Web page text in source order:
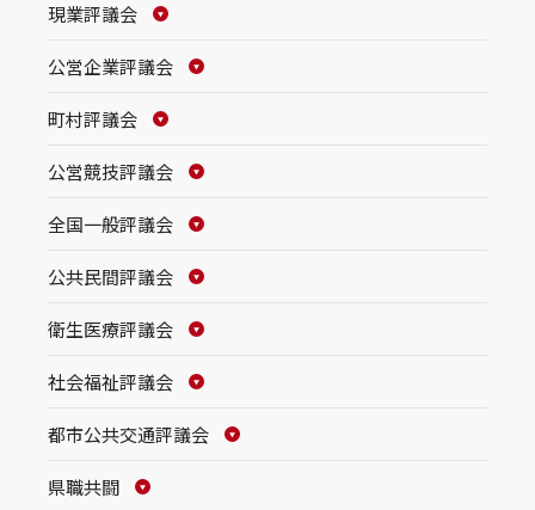
現業評議会
公営企業評議会
町村評議会
公営競技評議会
全国一般評議会
公共民間評議会
衛生医療評議会
社会福祉評議会
都市公共交通評議会
県職共闘